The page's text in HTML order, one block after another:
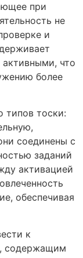
при
не
и
что
более
типов тоски:
соединены с
заданий
активацией
обеспечивая
к
содержащим